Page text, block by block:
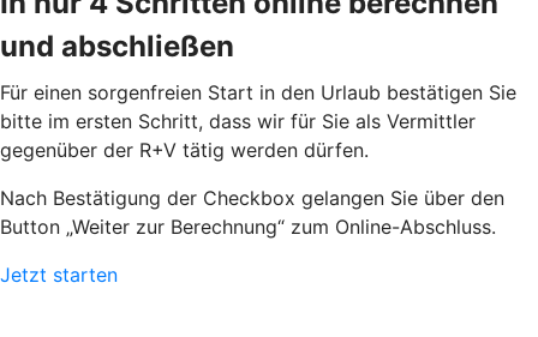
und abschließen
Für einen sorgenfreien Start in den Urlaub bestätigen Sie
bitte im ersten Schritt, dass wir für Sie als Vermittler
gegenüber der R+V tätig werden dürfen.
Nach Bestätigung der Checkbox gelangen Sie über den
Button „Weiter zur Berechnung“ zum Online-Abschluss.
Jetzt starten